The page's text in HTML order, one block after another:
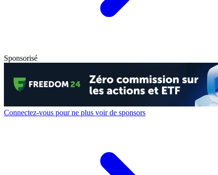
Sponsorisé
Connectez-vous pour ne plus voir de sponsors